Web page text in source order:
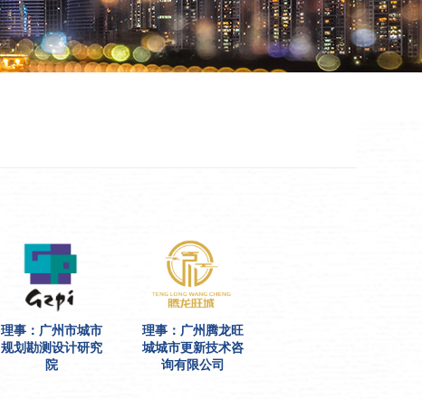
理事：广州市城市
规划勘测设计研究
院
理事：广州腾龙旺
城城市更新技术咨
询有限公司